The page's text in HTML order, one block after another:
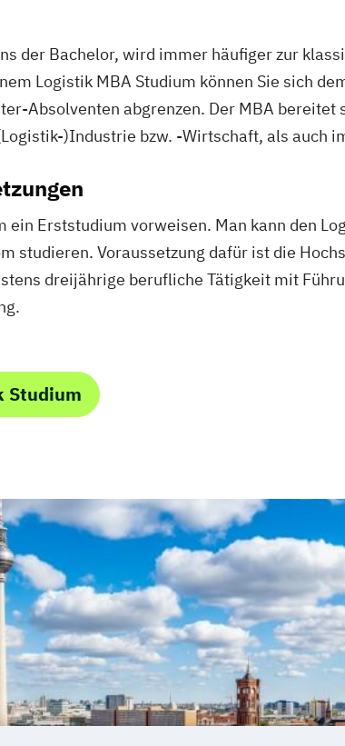
der Bachelor, wird immer häufiger zur
Logistik MBA Studium können Sie sich
Absolventen abgrenzen. Der MBA
)Industrie bzw. -Wirtschaft, als auch
Erststudium vorweisen. Man kann den
studieren. Voraussetzung dafür ist die
dreijährige berufliche Tätigkeit mit
Studium